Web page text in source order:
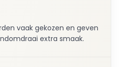
vaak gekozen en geven
extra smaak.